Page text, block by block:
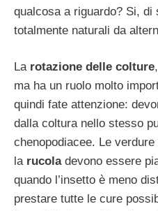
qualcosa a riguardo? Si,
totalmente naturali da
La rotazione delle colture
ma ha un ruolo molto
quindi fate attenzione:
dalla coltura nello stesso
chenopodiacee. Le
la rucoladevono essere
quando l’insetto è meno
prestare tutte le cure